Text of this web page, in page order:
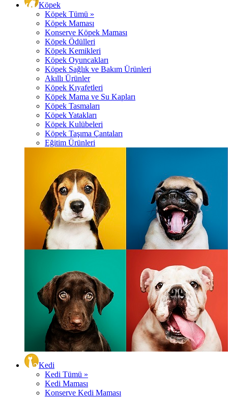
Köpek
Köpek Tümü »
Köpek Maması
Konserve Köpek Maması
Köpek Ödülleri
Köpek Kemikleri
Köpek Oyuncakları
Köpek Sağlık ve Bakım Ürünleri
Akıllı Ürünler
Köpek Kıyafetleri
Köpek Mama ve Su Kapları
Köpek Tasmaları
Köpek Yatakları
Köpek Kulübeleri
Köpek Taşıma Çantaları
Eğitim Ürünleri
Kedi
Kedi Tümü »
Kedi Maması
Konserve Kedi Maması